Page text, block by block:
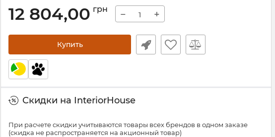
12 804,00 грн − +
Купить
Скидки на InteriorHouse
При расчете скидки учитываются товары всех брендов в одном заказе
(скидка не распространяется на акционный товар)